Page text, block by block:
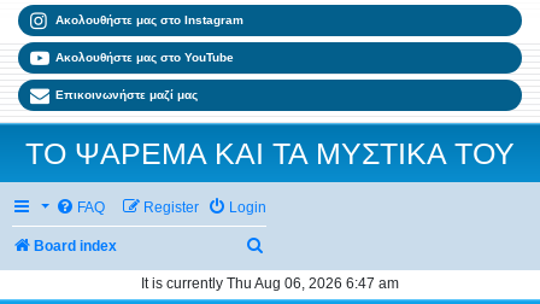
Ακολουθήστε μας στο Instagram
Ακολουθήστε μας στο YouTube
Επικοινωνήστε μαζί μας
ΤΟ ΨΑΡΕΜΑ ΚΑΙ ΤΑ ΜΥΣΤΙΚΑ ΤΟΥ
FAQ Login
Register
Board index
It is currently Thu Aug 06, 2026 6:47 am